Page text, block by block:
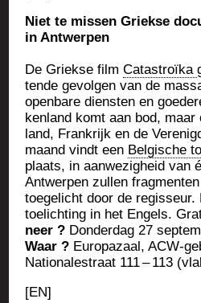
Niet te mis­sen Griekse
in Antwerpen
De Griekse filmCatas­troï­ka
tende gevol­gen van de
open­bare diens­ten en
ken­land komt aan bod,
land, Fran­krijk en de
maand vindt een Bel­gische
plaats, in aan­we­zi­gheid van
Ant­wer­pen zul­len
toe­ge­licht door de
toe­lich­ting in het Engels.
neer ? Don­der­dag 27
Waar ? Euro­pa­zaal, ACW-
Natio­na­les­traat 111 – 113
[EN]